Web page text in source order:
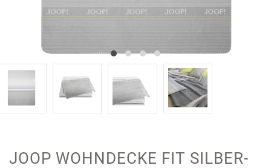
JOOP WOHNDECKE FIT SILBER-